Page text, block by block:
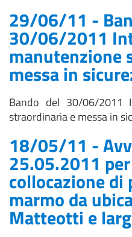
29/06/11 -
30/06/2011
manutenzione
messa in
Bando del 30/06/2011
straordinaria e messa in
18/05/11 -
25.05.2011
collocazione di
marmo da
Matteotti e